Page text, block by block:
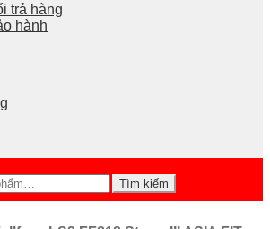
trả hàng
hành
Tìm kiếm